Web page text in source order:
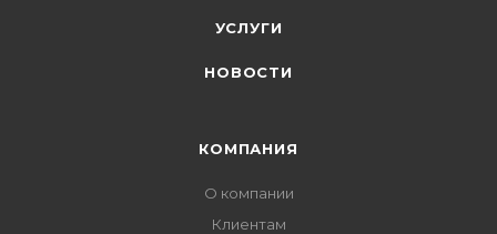
УСЛУГИ
НОВОСТИ
КОМПАНИЯ
О компании
Клиентам